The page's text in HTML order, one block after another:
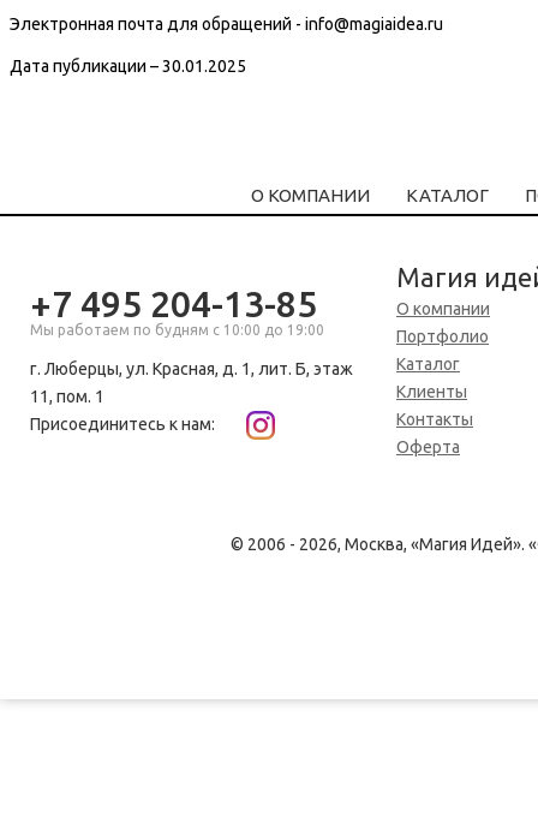
Электронная почта для обращений - info@magiaidea.ru
Дата публикации – 30.01.2025
О КОМПАНИИ КАТАЛОГ
+7 495 204-13-85
Мы работаем по будням с 10:00 до 19:00
г. Люберцы, ул. Красная, д. 1, лит. Б, этаж
11, пом. 1
Присоединитесь к нам:
Магия
О компании
Портфолио
Каталог
Клиенты
Контакты
Оферта
© 2006 - 2026, Москва, «Магия Идей».